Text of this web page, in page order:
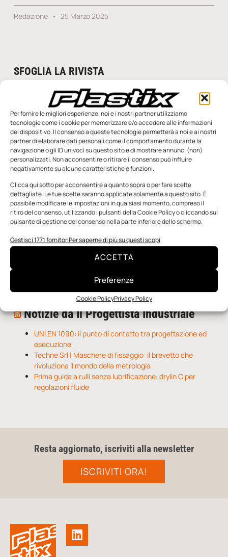
Per fornire le migliori esperienze, noi e i nostri partner utilizziamo
tecnologie come i cookie per memorizzare e/o accedere alle informazioni
del dispositivo. Il consenso a queste tecnologie permetterà a noi e ai nostri
partner di elaborare dati personali come il comportamento durante la
navigazione o gli ID univoci su questo sito e di mostrare annunci (non)
personalizzati. Non acconsentire o ritirare il consenso può influire
negativamente su alcune caratteristiche e funzioni.
Clicca qui sotto per acconsentire a quanto sopra o per fare scelte
dettagliate. Le tue scelte saranno applicate solamente a questo sito. È
possibile modificare le impostazioni in qualsiasi momento, compreso il
ritiro del consenso, utilizzando i pulsanti della Cookie Policy o cliccando sul
pulsante di gestione del consenso nella parte inferiore dello schermo.
Gestisci 1771 fornitoriPer saperne di più su questi scopi
ACCETTA
Preferenze
Cookie PolicyPrivacy Policy
Redazione 25 Marzo 2025
SFOGLIA LA RIVISTA
n.5 - Giugno 2026 n.4 - Maggio 2026
Edicola Web
Notizie da Meccanicanews
I nanonastri di grafene come potenziali sensori per i
Una nuova mano robotica passa da una pinza all’altra
O-Ring, tecnica e applicazioni
Notizie da Il Progettista Industriale
UNI EN 1090: il punto di contatto tra progettazione ed
esecuzione
Techne Srl | Maschere di fissaggio: il brevetto che
rivoluziona il mondo della metrologia
Prima guida a rulli senza lubrificazione: drylin C per
regolazioni fluide
Resta aggiornato, iscriviti alla newsletter
ISCRIVITI ORA!